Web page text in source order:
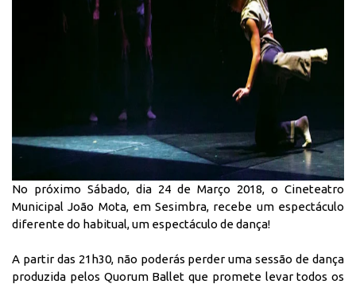
No próximo Sábado, dia 24 de Março 2018, o Cineteatro
Municipal João Mota, em Sesimbra, recebe um espectáculo
diferente do habitual, um espectáculo de dança!
A partir das 21h30, não poderás perder uma sessão de dança
produzida pelos Quorum Ballet que promete levar todos os